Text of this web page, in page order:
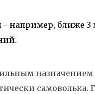
например, ближе 3
самоволька.